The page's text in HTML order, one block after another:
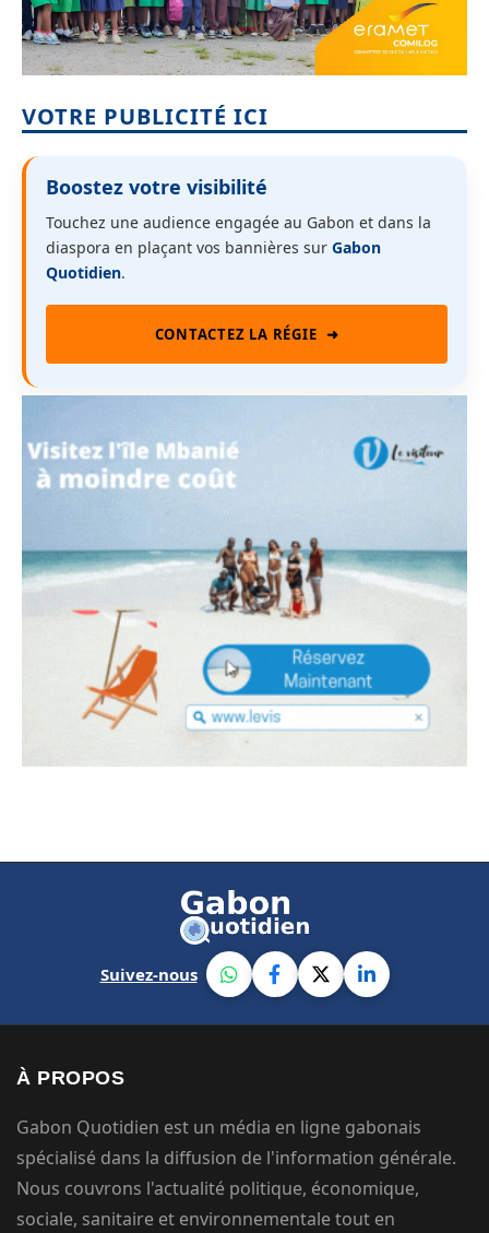
VOTRE PUBLICITÉ ICI
Boostez votre visibilité
Touchez une audience engagée au Gabon et dans la
diaspora en plaçant vos bannières sur Gabon
Quotidien.
CONTACTEZ LA RÉGIE ➜
Suivez-nous
À PROPOS
Gabon Quotidien est un média en ligne gabonais
spécialisé dans la diffusion de l'information générale.
Nous couvrons l'actualité politique, économique,
sociale, sanitaire et environnementale tout en